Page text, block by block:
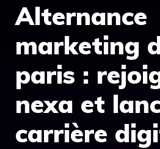
Alternance
marketing
paris :
nexa et
carrière